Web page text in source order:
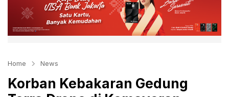
Home News
Korban Kebakaran Gedung